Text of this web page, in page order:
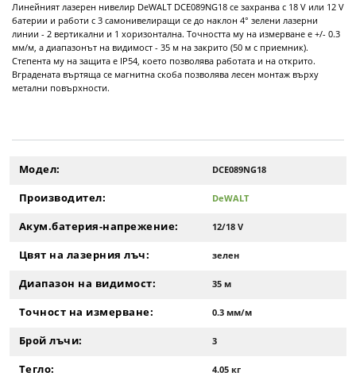
Линейният лазерен нивелир DeWALT DCE089NG18 се захранва с 18 V или 12 V
батерии и работи с 3 самонивелиращи се до наклон 4° зелени лазерни
линии - 2 вертикални и 1 хоризонтална. Точността му на измерване е +/- 0.3
мм/м, а диапазонът на видимост - 35 м на закрито (50 м с приемник).
Степента му на защита е IP54, което позволява работата и на открито.
Вградената въртяща се магнитна скоба позволява лесен монтаж върху
метални повърхности.
Модел: DCE089NG18
Производител: DeWALT
Акум.батерия-напрежение: 12/18 V
Цвят на лазерния лъч: зелен
Диапазон на видимост: 35 м
Точност на измерване: 0.3 мм/м
Брой лъчи: 3
Тегло: 4.05 кг